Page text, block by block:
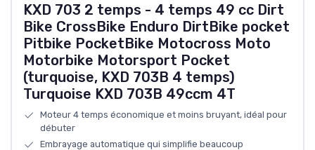
KXD 703 2 temps - 4 temps 49 cc Dirt
Bike CrossBike Enduro DirtBike pocket
Pitbike PocketBike Motocross Moto
Motorbike Motorsport Pocket
(turquoise, KXD 703B 4 temps)
Turquoise KXD 703B 49ccm 4T
Moteur 4 temps économique et moins bruyant, idéal pour
débuter
Embrayage automatique qui simplifie beaucoup